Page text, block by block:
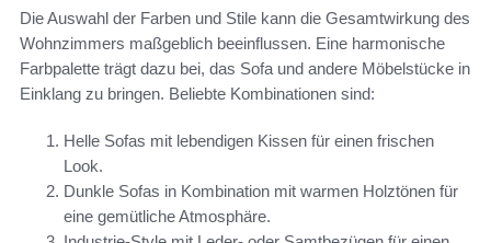
Die Auswahl der Farben und Stile kann die Gesamtwirkung des
Wohnzimmers maßgeblich beeinflussen. Eine harmonische
Farbpalette trägt dazu bei, das Sofa und andere Möbelstücke in
Einklang zu bringen. Beliebte Kombinationen sind:
Helle Sofas mit lebendigen Kissen für einen frischen
Look.
Dunkle Sofas in Kombination mit warmen Holztönen für
eine gemütliche Atmosphäre.